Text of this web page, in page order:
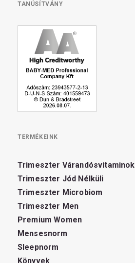
TANÚSÍTVÁNY
TERMÉKEINK
Trimeszter Várandósvitaminok
Trimeszter Jód Nélküli
Trimeszter Microbiom
Trimeszter Men
Premium Women
Mensesnorm
Sleepnorm
Könyvek